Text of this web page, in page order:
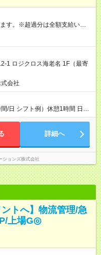
す。※超過分は全額支給いたし
60,000円／月 みなし残業時
を考慮して決定します。 ・上記
2年連続給与のベースアップ
ております！ 【試用期
：3ヶ月 雇用形態、給与は本
1 ロジクロス海老名 1F（最寄
会社
/日 シフト例）休憩1時間 日
在のシフト
情等により夜勤勤務ができな
詳細へ
ションズ株式会社
ントへ】物流管理/急
上場G◎